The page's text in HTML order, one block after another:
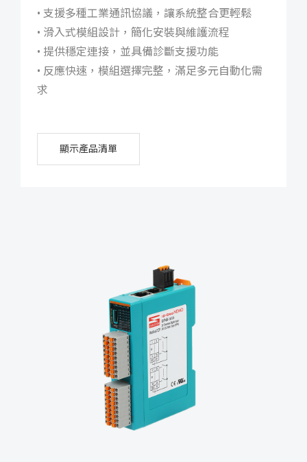
• 支援多種工業通訊協議，讓系統整合更輕鬆
• 滑入式模組設計，簡化安裝與維護流程
• 提供穩定連接，並具備診斷支援功能
• 反應快速，模組選擇完整，滿足多元自動化需
求
顯示產品清單